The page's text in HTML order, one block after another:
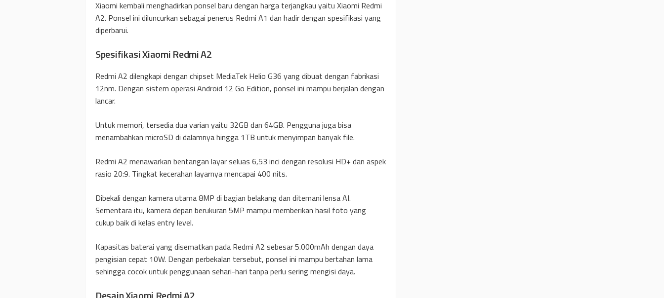
Xiaomi kembali menghadirkan ponsel baru dengan harga terjangkau yaitu Xiaomi Redmi
A2. Ponsel ini diluncurkan sebagai penerus Redmi A1 dan hadir dengan spesifikasi yang
diperbarui.
Spesifikasi Xiaomi Redmi A2
Redmi A2 dilengkapi dengan chipset MediaTek Helio G36 yang dibuat dengan fabrikasi
12nm. Dengan sistem operasi Android 12 Go Edition, ponsel ini mampu berjalan dengan
lancar.
Untuk memori, tersedia dua varian yaitu 32GB dan 64GB. Pengguna juga bisa
menambahkan microSD di dalamnya hingga 1TB untuk menyimpan banyak file.
Redmi A2 menawarkan bentangan layar seluas 6,53 inci dengan resolusi HD+ dan aspek
rasio 20:9. Tingkat kecerahan layarnya mencapai 400 nits.
Dibekali dengan kamera utama 8MP di bagian belakang dan ditemani lensa AI.
Sementara itu, kamera depan berukuran 5MP mampu memberikan hasil foto yang
cukup baik di kelas entry level.
Kapasitas baterai yang disematkan pada Redmi A2 sebesar 5.000mAh dengan daya
pengisian cepat 10W. Dengan perbekalan tersebut, ponsel ini mampu bertahan lama
sehingga cocok untuk penggunaan sehari-hari tanpa perlu sering mengisi daya.